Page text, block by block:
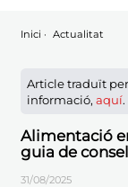
Inici · Actualitat
Article traduït
informació, aquí.
Alimentació
guia de
31/08/2025